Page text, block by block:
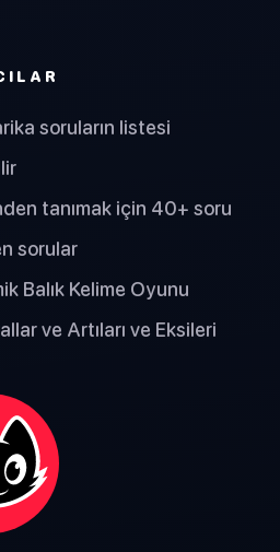
soruların listesi
tanımak için 40+ soru
sorular
Balık Kelime Oyunu
ve Artıları ve Eksileri